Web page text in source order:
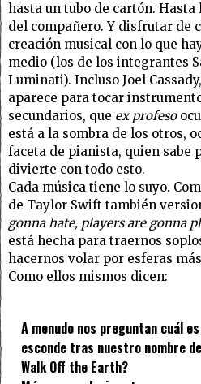
hasta un tubo de cartón.
del compañero. Y disfrutar de
creación musical con lo que
medio (los de los integrantes
Luminati). Incluso Joel
aparece para tocar
secundarios, que ex profeso
está a la sombra de los otros,
faceta de pianista, quien sabe
divierte con todo esto.
Cada música tiene lo suyo.
de Taylor Swift también
gonna hate, players are gonna
está hecha para traernos
hacernos volar por esferas
Como ellos mismos dicen:
A menudo nos preguntan cuál
esconde tras nuestro nombre
Walk Off the Earth?